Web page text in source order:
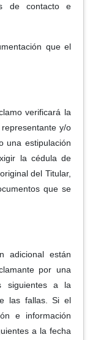
de contacto e
que el
verificará la
y/o
una estipulación
la cédula de
del Titular,
que se
adicional están
por una
siguientes a la
las fallas. Si el
e información
a la fecha